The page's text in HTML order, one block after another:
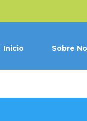
Inicio Sobre